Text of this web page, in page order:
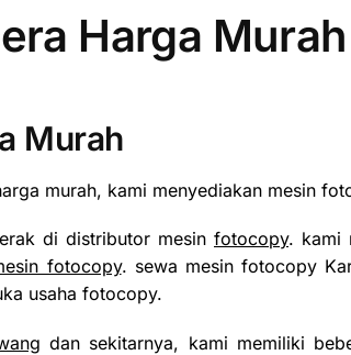
Harga Murah
Murah
murah, kami menyediakan mesin
di distributor mesin fotocopy. kami
fotocopy. sewa mesin fotocopy
usaha fotocopy.
dan sekitarnya, kami memiliki